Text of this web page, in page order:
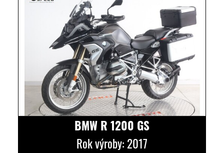
BMW R 1200 GS
Rok výroby: 2017